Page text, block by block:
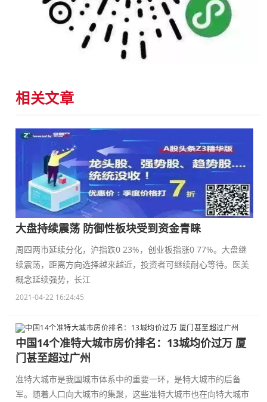
相关文章
大盘持续震荡 防御性板块受到资金青睐
周四两市延续分化，沪指跌0 23%，创业板指涨0 77%。大盘继
续震荡，距离方向选择越来越近，投资者可继续耐心等待。医美
概念延续强势，长江
2021-04-22 16:24:45
中国14个准特大城市房价排名：13城均价过万 厦
门甚至超过广州
准特大城市是我国城市体系中的重要一环，是特大城市的后备
军。随着人口向大城市的集聚，这些准特大城市也在向特大城市